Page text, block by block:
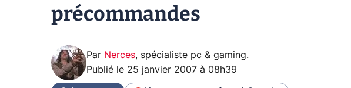
précommandes
Par Nerces, spécialiste pc & gaming.
Publié le 25 janvier 2007 à 08h39